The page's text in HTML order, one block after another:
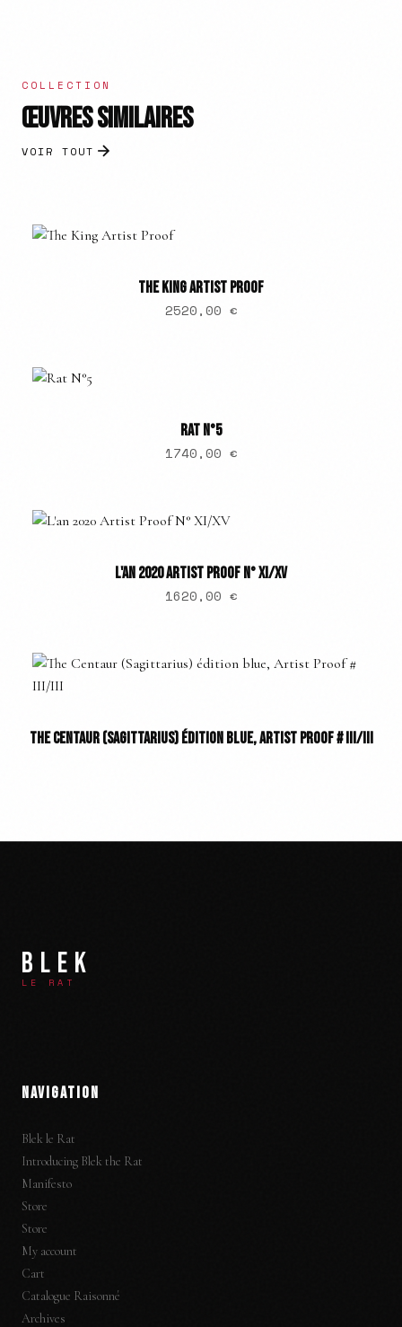
COLLECTION
ŒUVRES SIMILAIRES
VOIR TOUT
THE KING ARTIST PROOF
2520,00 €
RAT N°5
1740,00 €
L'AN 2020 ARTIST PROOF N° XI/XV
1620,00 €
THE CENTAUR (SAGITTARIUS) ÉDITION BLUE, ARTIST PROOF # III/III
BLEK
LE RAT
NAVIGATION
Blek le Rat
Introducing Blek the Rat
Manifesto
Store
Store
My account
Cart
Catalogue Raisonné
Archives